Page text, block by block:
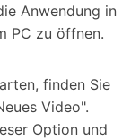
Anwendung in
PC zu öffnen.
finden Sie
Video".
Option und